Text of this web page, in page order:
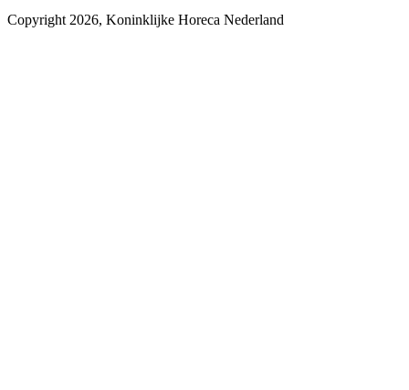
Copyright 2026, Koninklijke Horeca Nederland